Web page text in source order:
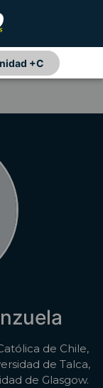
+C
de Chile,
de Talca,
de Glasgow.